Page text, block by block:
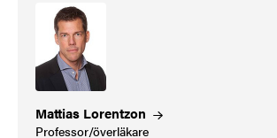
Mattias Lorentzon
Professor/överläkare